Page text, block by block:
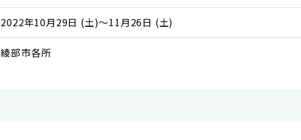
2022年10月29日 (土)～11月26日 (土)
綾部市各所